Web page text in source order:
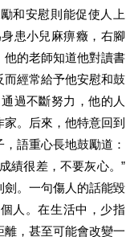
和安慰則能促使人上
患小兒麻痹癥，右腳
的老師知道他對讀書
經常給予他安慰和鼓
過不斷努力，他的人
。后來，他特意回到
語重心長地鼓勵道：
績很差，不要灰心。”
。一句傷人的話能毀
人。在生活中，少指
，甚至可能會改變一